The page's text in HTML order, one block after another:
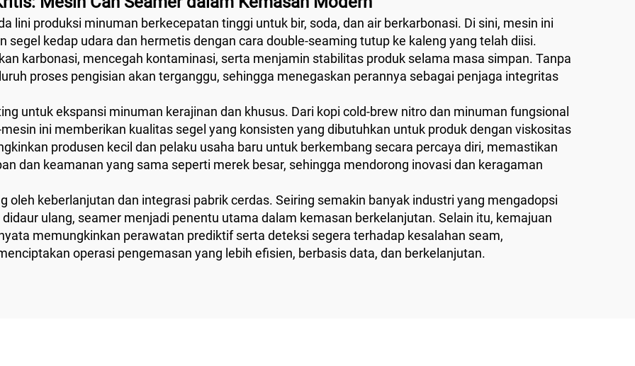
lini produksi minuman berkecepatan tinggi untuk bir, soda, dan air berkarbonasi. Di sini, mesin ini
kedap udara dan hermetis dengan cara double-seaming tutup ke kaleng yang telah diisi.
karbonasi, mencegah kontaminasi, serta menjamin stabilitas produk selama masa simpan. Tanpa
proses pengisian akan terganggu, sehingga menegaskan perannya sebagai penjaga integritas
untuk ekspansi minuman kerajinan dan khusus. Dari kopi cold-brew nitro dan minuman fungsional
ini memberikan kualitas segel yang konsisten yang dibutuhkan untuk produk dengan viskositas
produsen kecil dan pelaku usaha baru untuk berkembang secara percaya diri, memastikan
dan keamanan yang sama seperti merek besar, sehingga mendorong inovasi dan keragaman
oleh keberlanjutan dan integrasi pabrik cerdas. Seiring semakin banyak industri yang mengadopsi
ulang, seamer menjadi penentu utama dalam kemasan berkelanjutan. Selain itu, kemajuan
memungkinkan perawatan prediktif serta deteksi segera terhadap kesalahan seam,
operasi pengemasan yang lebih efisien, berbasis data, dan berkelanjutan.